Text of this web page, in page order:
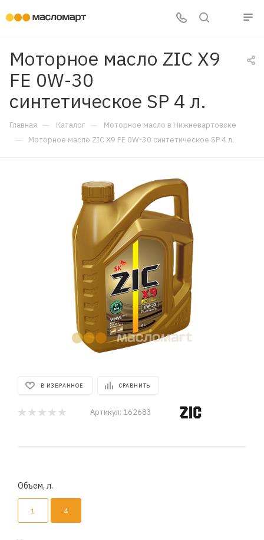
Моторное масло ZIC X9
FE 0W-30
синтетическое SP 4 л.
Главная — Каталог — Моторное масло в Нижневартовске
— Моторное масло ZIC X9 FE 0W-30 синтетическое SP 4 л.
В ИЗБРАННОЕ СРАВНИТЬ
Артикул: 162683
Объем, л.
1 4